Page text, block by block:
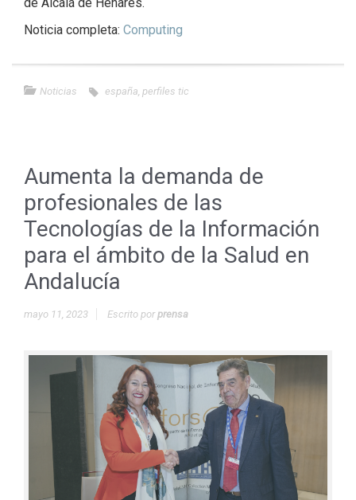
de Alcalá de Henares.
Noticia completa: Computing
Noticias españa, perfiles tic
Aumenta la demanda de
profesionales de las
Tecnologías de la Información
para el ámbito de la Salud en
Andalucía
mayo 11, 2023 Escrito porprensa